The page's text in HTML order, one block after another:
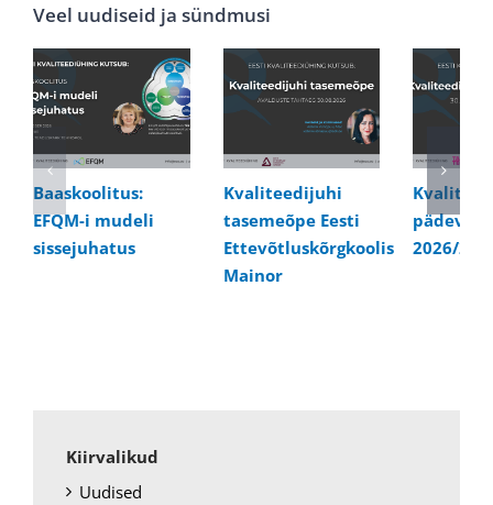
Veel uudiseid ja sündmusi
Baaskoolitus:
EFQM-i mudeli
sissejuhatus
Kvaliteedijuhi
tasemeõpe Eesti
Ettevõtluskõrgkoolis
Mainor
2026/
Kiirvalikud
Uudised